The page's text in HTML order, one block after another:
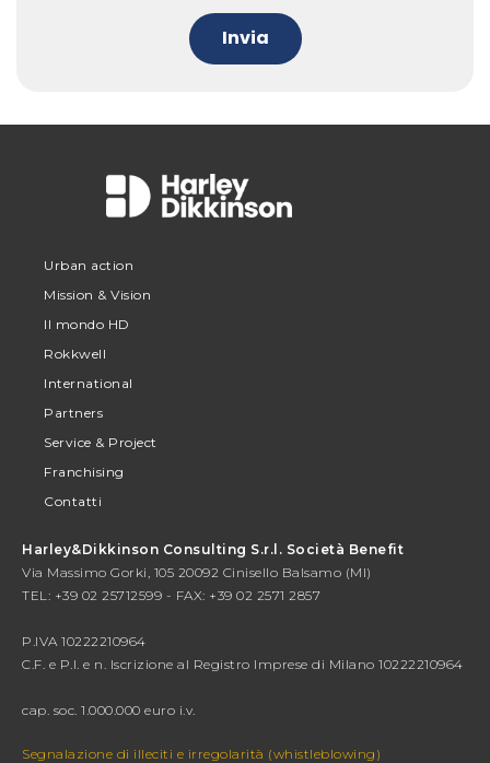
Invia
Urban action
Mission & Vision
Il mondo HD
Rokkwell
International
Partners
Service & Project
Franchising
Contatti
Harley&Dikkinson Consulting S.r.l. Società Benefit
Via Massimo Gorki, 105 20092 Cinisello Balsamo (MI)
TEL: +39 02 25712599 - FAX: +39 02 2571 2857
P.IVA 10222210964
C.F. e P.I. e n. Iscrizione al Registro Imprese di Milano 10222210964
cap. soc. 1.000.000 euro i.v.
Segnalazione di illeciti e irregolarità (whistleblowing)